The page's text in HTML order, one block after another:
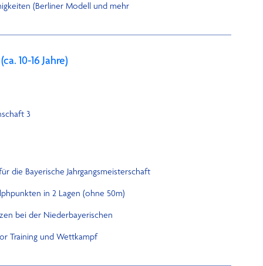
(Berliner Modell und mehr
10-16 Jahre)
3
die Bayerische Jahrgangsmeisterschaft
in 2 Lagen (ohne 50m)
bei der Niederbayerischen
Training und Wettkampf